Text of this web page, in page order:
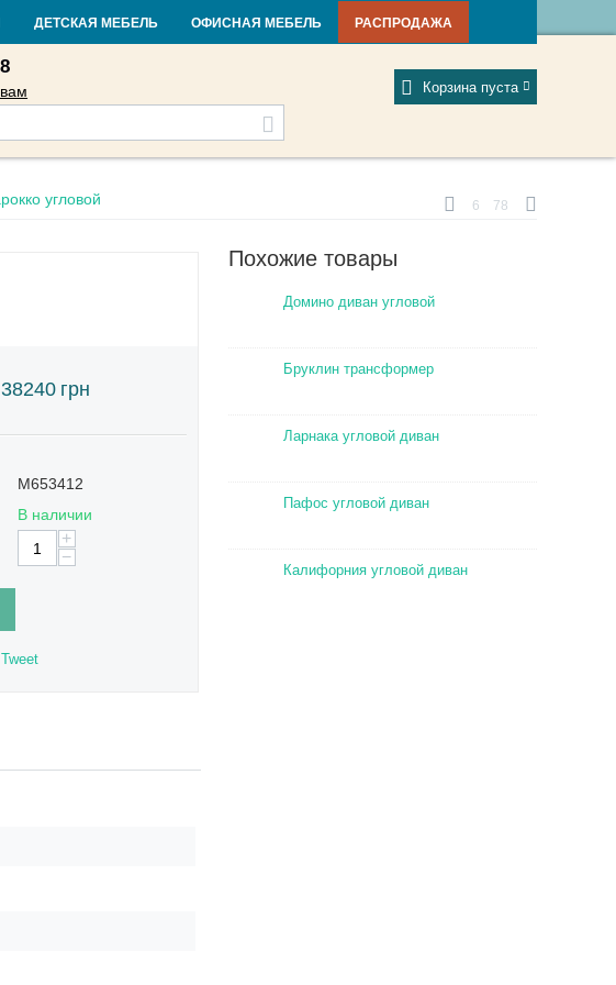
Мой профиль
Кредит Статьи и новости Фабрики Отзывы
Корзина пуста
ДЕТСКАЯ МЕБЕЛЬ ОФИСНАЯ МЕБЕЛЬ РАСПРОДАЖА
угловой 6 78
38240 грн
M653412
В наличии
+
−
Tweet
Похожие товары
Домино диван угловой
Бруклин трансформер
Ларнака угловой диван
Пафос угловой диван
Калифорния угловой диван